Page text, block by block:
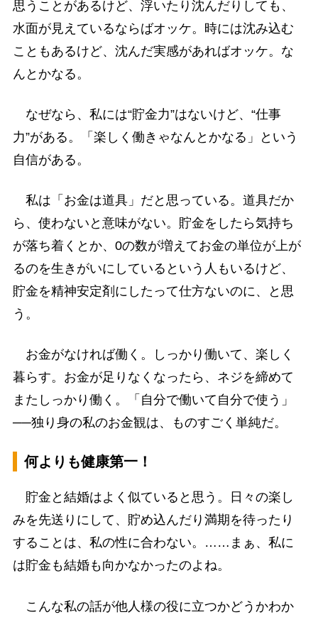
思うことがあるけど、浮いたり沈んだりしても、
水面が見えているならばオッケ。時には沈み込む
こともあるけど、沈んだ実感があればオッケ。な
んとかなる。
なぜなら、私には“貯金力”はないけど、“仕事
力”がある。「楽しく働きゃなんとかなる」という
自信がある。
私は「お金は道具」だと思っている。道具だか
ら、使わないと意味がない。貯金をしたら気持ち
が落ち着くとか、0の数が増えてお金の単位が上が
るのを生きがいにしているという人もいるけど、
貯金を精神安定剤にしたって仕方ないのに、と思
う。
お金がなければ働く。しっかり働いて、楽しく
暮らす。お金が足りなくなったら、ネジを締めて
またしっかり働く。「自分で働いて自分で使う」
──独り身の私のお金観は、ものすごく単純だ。
何よりも健康第一！
貯金と結婚はよく似ていると思う。日々の楽し
みを先送りにして、貯め込んだり満期を待ったり
することは、私の性に合わない。……まぁ、私に
は貯金も結婚も向かなかったのよね。
こんな私の話が他人様の役に立つかどうかわか